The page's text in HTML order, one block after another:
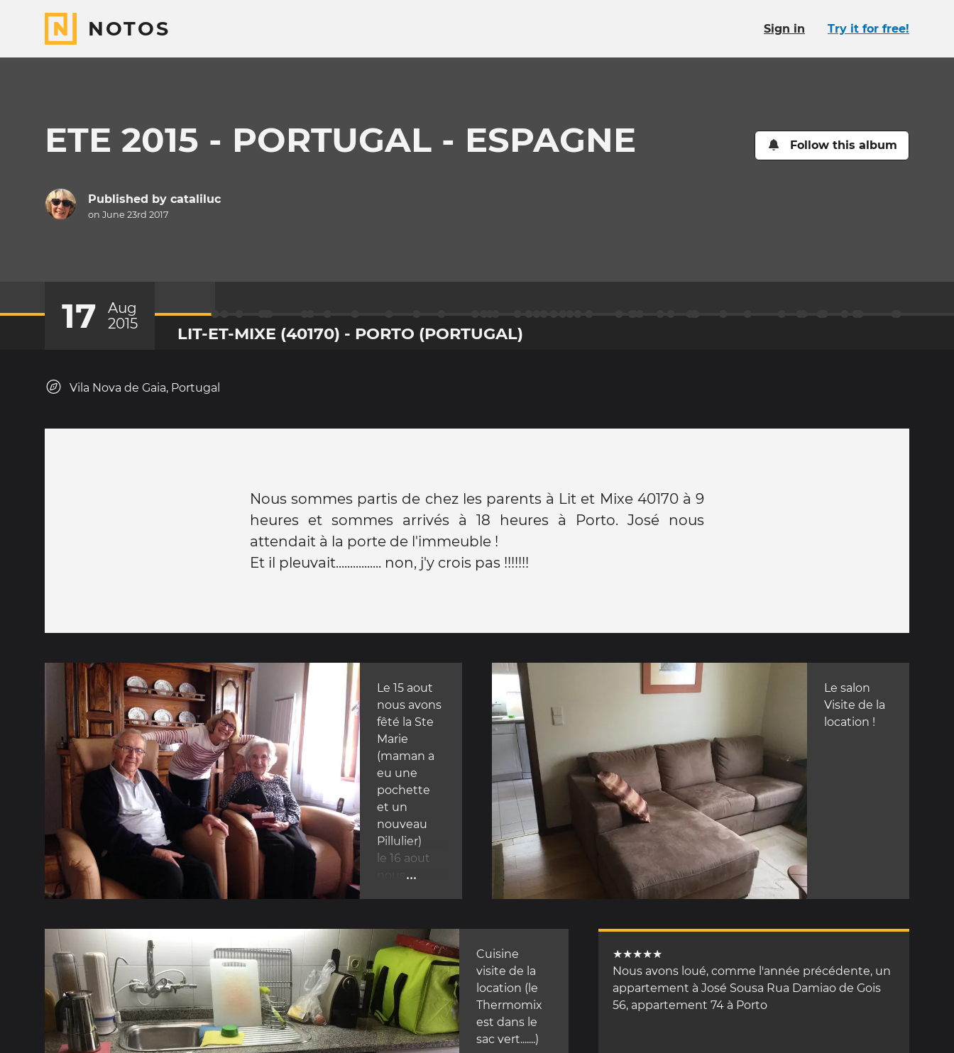
NOTOS Sign in Try it for free!
ETE 2015 - PORTUGAL - ESPAGNE Follow this album
Published by cataliluc
on June 23rd 2017
17
Aug
2015
LIT-ET-MIXE (40170) - PORTO (PORTUGAL)
Vila Nova de Gaia, Portugal
Nous sommes partis de chez les parents à Lit et Mixe 40170 à 9
heures et sommes arrivés à 18 heures à Porto. José nous
attendait à la porte de l'immeuble !
Et il pleuvait................ non, j'y crois pas !!!!!!!
Le 15 aout
nous avons
fêté la Ste
Marie
(maman a
eu une
pochette
et un
nouveau
Pillulier)
le 16 aout
direction
Porto
...
Le salon
Visite de la
location !
Cuisine
visite de la
location (le
Thermomix
est dans le
sac vert.......)
★★★★★
Nous avons loué, comme l'année précédente, un
appartement à José Sousa Rua Damiao de Gois
56, appartement 74 à Porto